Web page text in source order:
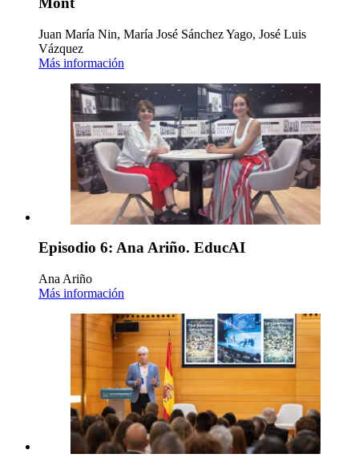
Juan María Nin, María José Sánchez Yago, José Luis
Vázquez
Más información
Episodio 6: Ana Ariño. EducAI
Ana Ariño
Más información